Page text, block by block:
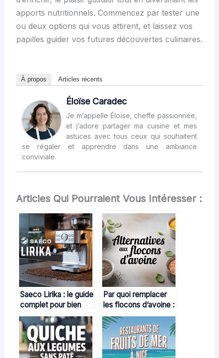
apports nutritionnels. Commencez par tester une
ou deux options qui vous attirent, et laissez vos
papilles guider vos futures découvertes culinaires.
À propos Articles récents
Éloïse Caradec
Je m’appelle Éloïse, cheffe passionnée,
et j’adore partager ma cuisine et mes
astuces avec tous ceux qui souhaitent
se régaler et apprendre dans une ambiance
conviviale.
Articles Qui Pourraient Vous Intéresser :
Saeco Lirika : le guide
complet pour bien
choisir sa machine à
café
Par quoi remplacer
les flocons d’avoine :
toutes les
alternatives adaptées
à vos besoins